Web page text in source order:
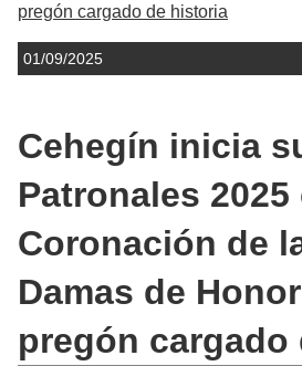
pregón cargado de historia
01/09/2025
Cehegín inicia
Patronales
Coronación de
Damas de
pregón